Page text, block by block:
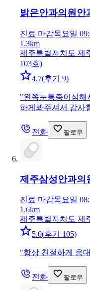
밝은안과의원 안
진료 마감목요일
1.3km
제주특별자치도 제
103호)
4.7(후기 9)
"왼쪽눈통증이심해
하게봐주셔서 감사
전화 팔로우
제주삼성안과의
진료 마감목요일
1.6km
제주특별자치도 제
5.0(후기 105)
"항상 친절하게 응
전화 팔로우